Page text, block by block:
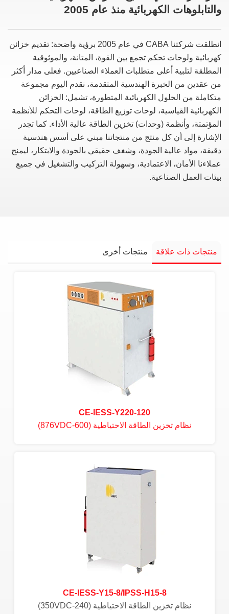
والتابلوهات الكهربائية منذ عام 2005
انطلقت شركتنا CABA في عام 2005 برؤية واضحة: تقديم خزائن
كهربائية ولوحات تحكم تجمع بين القوة، المتانة، والموثوقية
المطلقة لتلبية أعلى متطلبات العملاء الصناعيين. فعلى مدار أكثر
من عقدين من الخبرة الهندسية المتقدمة، نقدم اليوم مجموعة
متكاملة من الحلول الكهربائية المتطورة، تشمل: الخزائن
الكهربائية القياسية، لوحات توزيع الطاقة، لوحات التحكم للأنظمة
المؤتمتة، وأنظمة (وحدات) تخزين الطاقة عالية الأداء. كما تجدر
الإشارة إلى أن كل منتج من منتجاتنا مبني على أسس هندسية
دقيقة، مواد عالية الجودة، وشغف حقيقي بالجودة والابتكار، ليمنح
عملاءنا الأمان، الاعتمادية، وسهولة التركيب والتشغيل في جميع
بيئات العمل الصناعية.
منتجات ذات علاقة منتجات أخرى
CE-IESS-Y220-120
نظام تخزين الطاقة الاحتياطية (600-876VDC)
CE-IESS-Y15-8/IPSS-H15-8
نظام تخزين الطاقة الاحتياطية (240-350VDC)